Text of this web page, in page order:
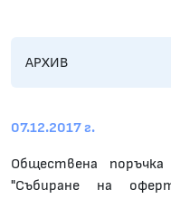
АРХИВ
07.12.2017 г.
Oбществена
"Събиране на